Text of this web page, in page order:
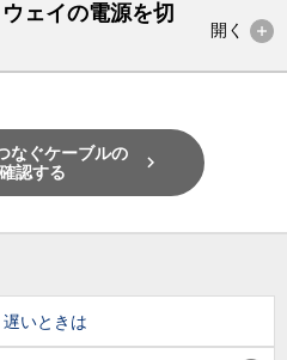
ェイの電源を切
開く
なぐケーブルの
認する

いときは